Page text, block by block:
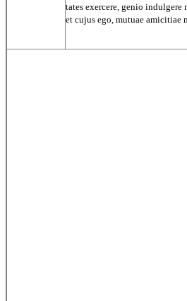
tates exercere, genio
et cujus ego, mutuae amicitiae